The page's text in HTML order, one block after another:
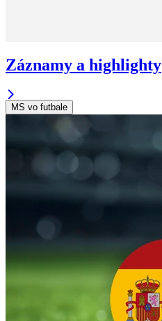
Záznamy a highlighty
MS vo futbale